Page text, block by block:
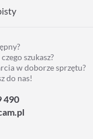
szukasz?
w doborze sprzętu?
do nas!
490